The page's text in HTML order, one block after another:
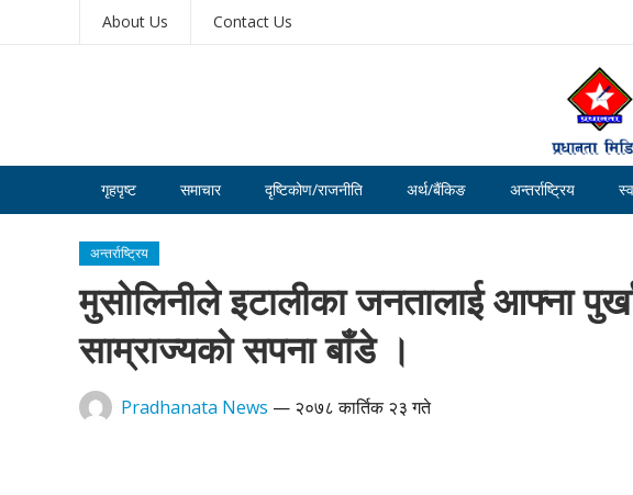
About Us Contact Us
गृहपृष्ट समाचार दृष्टिकोण/राजनीति अर्थ/बैंकिङ अन्तर्राष्ट्रिय
अन्तर्राष्ट्रिय
मुसोलिनीले इटालीका जनतालाई आफ्ना
साम्राज्यको सपना बाँडे ।
Pradhanata News — २०७८ कार्तिक २३ गते